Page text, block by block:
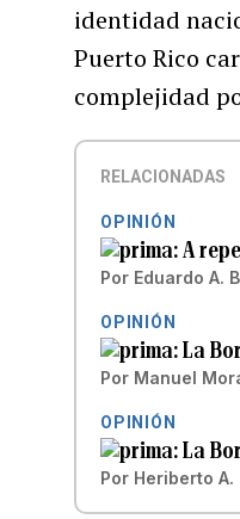
identidad
Puerto Rico
complejidad
RELACIONADAS
OPINIÓN
A
Por Eduardo A.
OPINIÓN
La
Por Manuel
OPINIÓN
La
Por Heriberto